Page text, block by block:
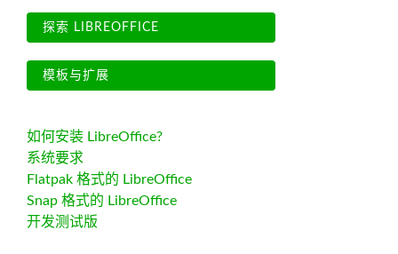
探索 LIBREOFFICE
模板与扩展
如何安装 LibreOffice?
系统要求
Flatpak 格式的 LibreOffice
Snap 格式的 LibreOffice
开发测试版